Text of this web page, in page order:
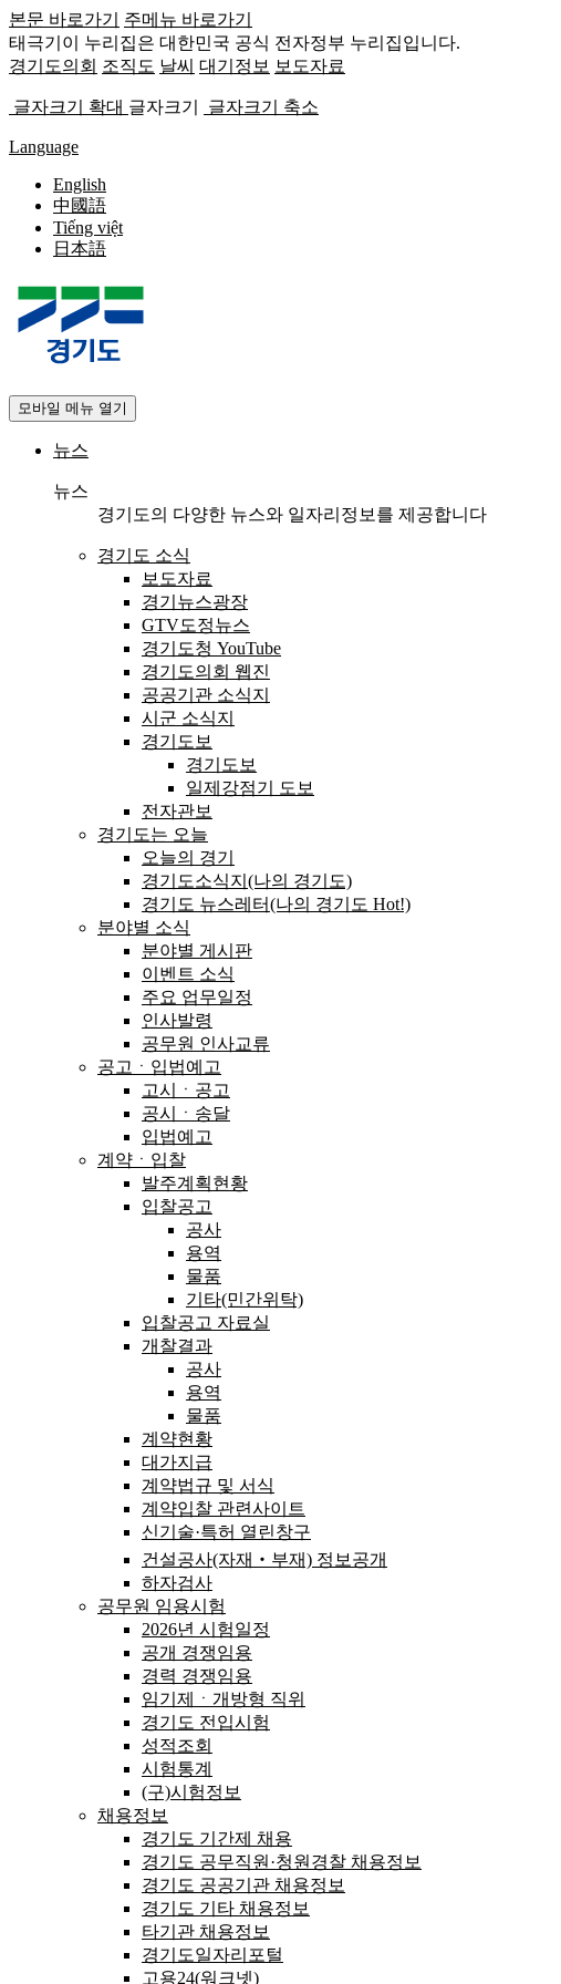
본문 바로가기
주메뉴 바로가기
태극기 이 누리집은 대한민국 공식 전자정부 누리집입니다.
경기도의회 조직도 날씨 대기정보 보도자료
글자크기 확대 글자크기 글자크기 축소
Language
English
中國語
Tiếng việt
日本語
모바일 메뉴 열기
뉴스
뉴스
경기도의 다양한 뉴스와 일자리정보를 제공합니다
경기도 소식
보도자료
경기뉴스광장
GTV도정뉴스
경기도청 YouTube
경기도의회 웹진
공공기관 소식지
시군 소식지
경기도보
경기도보
일제강점기 도보
전자관보
경기도는 오늘
오늘의 경기
경기도소식지(나의 경기도)
경기도 뉴스레터(나의 경기도 Hot!)
분야별 소식
분야별 게시판
이벤트 소식
주요 업무일정
인사발령
공무원 인사교류
공고ㆍ입법예고
고시ㆍ공고
공시ㆍ송달
입법예고
계약ㆍ입찰
발주계획현황
입찰공고
공사
용역
물품
기타(민간위탁)
입찰공고 자료실
개찰결과
공사
용역
물품
계약현황
대가지급
계약법규 및 서식
계약입찰 관련사이트
신기술·특허 열린창구
건설공사(자재‧부재) 정보공개
하자검사
공무원 임용시험
2026년 시험일정
공개 경쟁임용
경력 경쟁임용
임기제ㆍ개방형 직위
경기도 전입시험
성적조회
시험통계
(구)시험정보
채용정보
경기도 기간제 채용
경기도 공무직원·청원경찰 채용정보
경기도 공공기관 채용정보
경기도 기타 채용정보
타기관 채용정보
경기도일자리포털
고용24(워크넷)